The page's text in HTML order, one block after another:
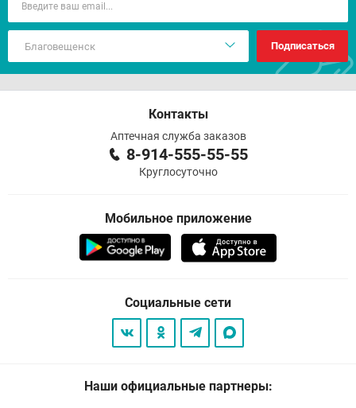
Подписаться
Контакты
Аптечная служба заказов
8-914-555-55-55
Круглосуточно
Мобильное приложение
Социальные сети
Наши официальные партнеры: